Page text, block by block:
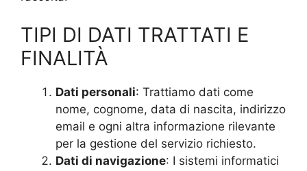
TIPI DI DATI TRATTATI E
FINALITÀ
Dati personali: Trattiamo dati come
nome, cognome, data di nascita, indirizzo
email e ogni altra informazione rilevante
per la gestione del servizio richiesto.
Dati di navigazione: I sistemi informatici